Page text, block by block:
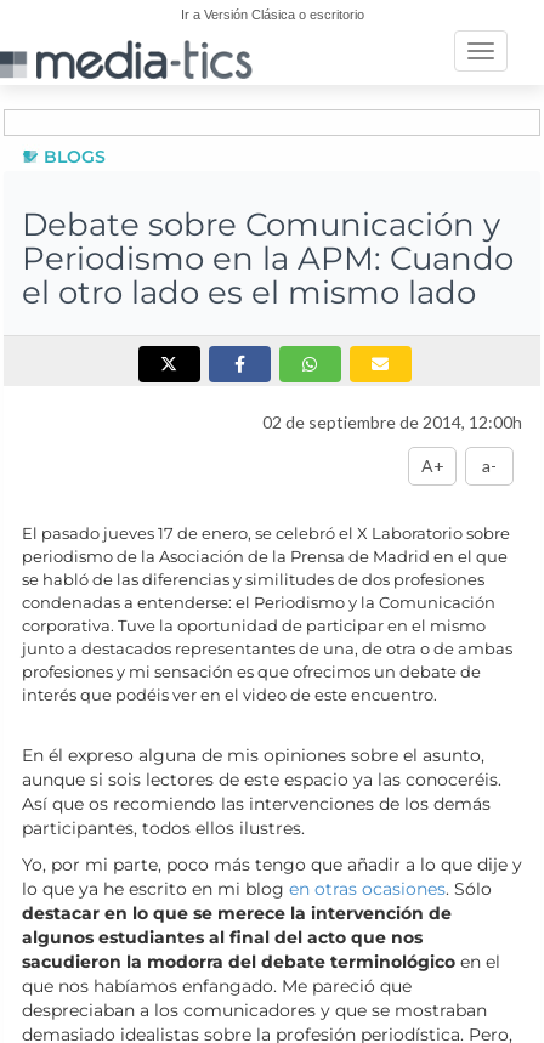
Ir a Versión Clásica o escritorio
Toggle
BLOGS
Debate sobre Comunicación y
Periodismo en la APM: Cuando
el otro lado es el mismo lado
02 de septiembre de 2014, 12:00h
A+ a-
El pasado jueves 17 de enero, se celebró el X Laboratorio sobre
periodismo de la Asociación de la Prensa de Madrid en el que
se habló de las diferencias y similitudes de dos profesiones
condenadas a entenderse: el Periodismo y la Comunicación
corporativa. Tuve la oportunidad de participar en el mismo
junto a destacados representantes de una, de otra o de ambas
profesiones y mi sensación es que ofrecimos un debate de
interés que podéis ver en el video de este encuentro.
En él expreso alguna de mis opiniones sobre el asunto,
aunque si sois lectores de este espacio ya las conoceréis.
Así que os recomiendo las intervenciones de los demás
participantes, todos ellos ilustres.
Yo, por mi parte, poco más tengo que añadir a lo que dije y
lo que ya he escrito en mi blog en otras ocasiones. Sólo
destacar en lo que se merece la intervención de
algunos estudiantes al final del acto que nos
sacudieron la modorra del debate terminológico en el
que nos habíamos enfangado. Me pareció que
despreciaban a los comunicadores y que se mostraban
demasiado idealistas sobre la profesión periodística. Pero,